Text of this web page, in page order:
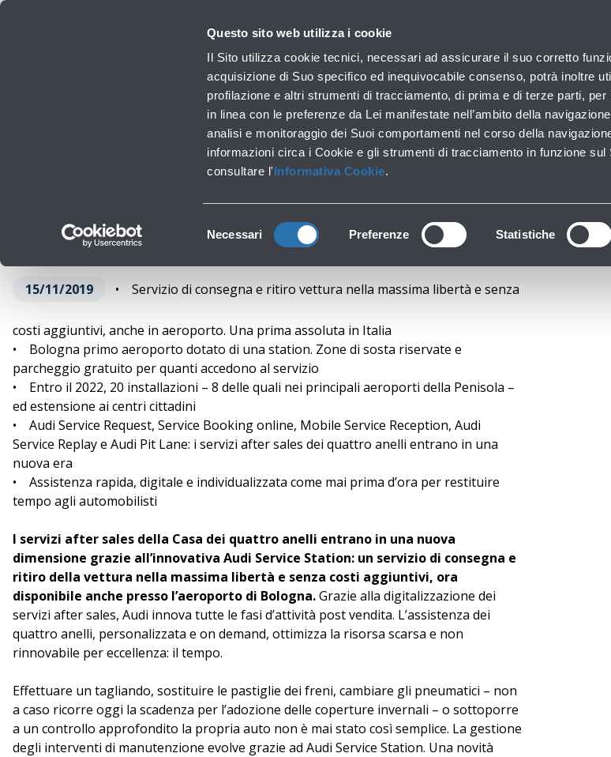
Questo sito web utilizza i cookie
Il Sito utilizza cookie tecnici, necessari ad assicurare il suo corretto
acquisizione di Suo specifico ed inequivocabile consenso, potrà inoltre
profilazione e altri strumenti di tracciamento, di prima e di terze parti,
in linea con le preferenze da Lei manifestate nell’ambito della
analisi e monitoraggio dei Suoi comportamenti nel corso della
informazioni circa i Cookie e gli strumenti di tracciamento in funzione sul
consultare l'Informativa Cookie.
del
Necessari Preferenze Statistiche
Profilo aziendale Business Sala
Audi Service Station
15/11/2019 • Servizio di consegna e ritiro vettura nella massima libertà e senza
costi aggiuntivi, anche in aeroporto. Una prima assoluta in Italia
• Bologna primo aeroporto dotato di una station. Zone di sosta riservate e
parcheggio gratuito per quanti accedono al servizio
• Entro il 2022, 20 installazioni – 8 delle quali nei principali aeroporti della Penisola –
ed estensione ai centri cittadini
• Audi Service Request, Service Booking online, Mobile Service Reception, Audi
Service Replay e Audi Pit Lane: i servizi after sales dei quattro anelli entrano in una
nuova era
• Assistenza rapida, digitale e individualizzata come mai prima d’ora per restituire
tempo agli automobilisti
I servizi after sales della Casa dei quattro anelli entrano in una nuova
dimensione grazie all’innovativa Audi Service Station: un servizio di consegna e
ritiro della vettura nella massima libertà e senza costi aggiuntivi, ora
disponibile anche presso l’aeroporto di Bologna.Grazie alla digitalizzazione dei
servizi after sales, Audi innova tutte le fasi d’attività post vendita. L’assistenza dei
quattro anelli, personalizzata e on demand, ottimizza la risorsa scarsa e non
rinnovabile per eccellenza: il tempo.
Effettuare un tagliando, sostituire le pastiglie dei freni, cambiare gli pneumatici – non
a caso ricorre oggi la scadenza per l’adozione delle coperture invernali – o sottoporre
a un controllo approfondito la propria auto non è mai stato così semplice. La gestione
degli interventi di manutenzione evolve grazie ad Audi Service Station. Una novità